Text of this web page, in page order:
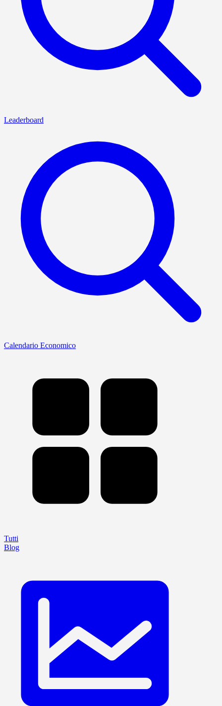
Leaderboard
Calendario Economico
Tutti
Blog